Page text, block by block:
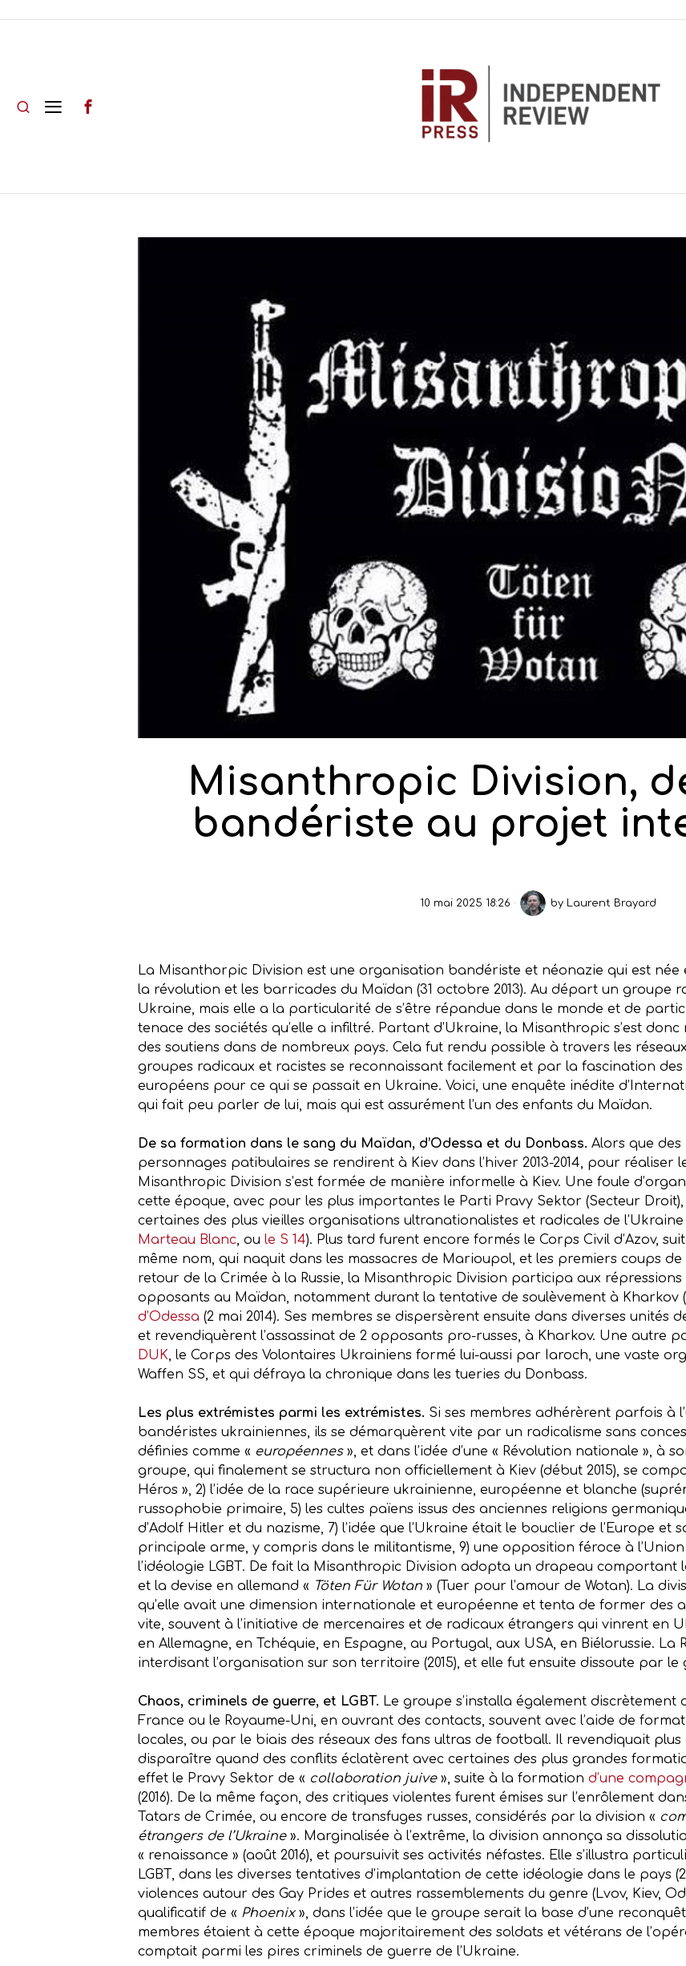
Misanthropic Division,
bandériste au projet
10 mai 2025 18:26 by Laurent Brayard
La Misanthorpic Division est une organisation bandériste et néonazie qui est
la révolution et les barricades du Maïdan (31 octobre 2013). Au départ un groupe
Ukraine, mais elle a la particularité de s’être répandue dans le monde et de
tenace des sociétés qu’elle a infiltré. Partant d’Ukraine, la Misanthropic s’est
des soutiens dans de nombreux pays. Cela fut rendu possible à travers les
groupes radicaux et racistes se reconnaissant facilement et par la fascination
européens pour ce qui se passait en Ukraine. Voici, une enquête inédite
qui fait peu parler de lui, mais qui est assurément l’un des enfants du Maïdan.
De sa formation dans le sang du Maïdan, d’Odessa et du Donbass. Alors que
personnages patibulaires se rendirent à Kiev dans l’hiver 2013-2014, pour réaliser
Misanthropic Division s’est formée de manière informelle à Kiev. Une foule
cette époque, avec pour les plus importantes le Parti Pravy Sektor (Secteur
certaines des plus vieilles organisations ultranationalistes et radicales de
Marteau Blanc, ou le S 14). Plus tard furent encore formés le Corps Civil d’Azov,
même nom, qui naquit dans les massacres de Marioupol, et les premiers coups
retour de la Crimée à la Russie, la Misanthropic Division participa aux répressions
opposants au Maïdan, notamment durant la tentative de soulèvement à Kharkov
d’Odessa (2 mai 2014). Ses membres se dispersèrent ensuite dans diverses unités
et revendiquèrent l’assassinat de 2 opposants pro-russes, à Kharkov. Une autre
DUK, le Corps des Volontaires Ukrainiens formé lui-aussi par Iaroch, une vaste
Waffen SS, et qui défraya la chronique dans les tueries du Donbass.
Les plus extrémistes parmi les extrémistes. Si ses membres adhérèrent parfois à
bandéristes ukrainiennes, ils se démarquèrent vite par un radicalisme sans
définies comme « européennes», et dans l’idée d’une « Révolution nationale », à
groupe, qui finalement se structura non officiellement à Kiev (début 2015), se
Héros », 2) l’idée de la race supérieure ukrainienne, européenne et blanche
russophobie primaire, 5) les cultes païens issus des anciennes religions
d’Adolf Hitler et du nazisme, 7) l’idée que l’Ukraine était le bouclier de l’Europe et
principale arme, y compris dans le militantisme, 9) une opposition féroce à
l’idéologie LGBT. De fait la Misanthropic Division adopta un drapeau comportant
et la devise en allemand « Töten Für Wotan» (Tuer pour l’amour de Wotan). La
qu’elle avait une dimension internationale et européenne et tenta de former des
vite, souvent à l’initiative de mercenaires et de radicaux étrangers qui vinrent en
en Allemagne, en Tchéquie, en Espagne, au Portugal, aux USA, en Biélorussie. La
interdisant l’organisation sur son territoire (2015), et elle fut ensuite dissoute par
Chaos, criminels de guerre, et LGBT. Le groupe s’installa également discrètement
France ou le Royaume-Uni, en ouvrant des contacts, souvent avec l’aide de
locales, ou par le biais des réseaux des fans ultras de football. Il revendiquait
disparaître quand des conflits éclatèrent avec certaines des plus grandes
effet le Pravy Sektor de « collaboration juive », suite à la formation d’une
(2016). De la même façon, des critiques violentes furent émises sur l’enrôlement
Tatars de Crimée, ou encore de transfuges russes, considérés par la division «
étrangers de l’Ukraine». Marginalisée à l’extrême, la division annonça sa
« renaissance » (août 2016), et poursuivit ses activités néfastes. Elle s’illustra
LGBT, dans les diverses tentatives d’implantation de cette idéologie dans le pays
violences autour des Gay Prides et autres rassemblements du genre (Lvov, Kiev,
qualificatif de « Phoenix», dans l’idée que le groupe serait la base d’une
membres étaient à cette époque majoritairement des soldats et vétérans de
comptait parmi les pires criminels de guerre de l’Ukraine.